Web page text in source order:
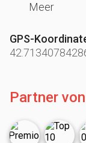
Meer
GPS-
Partner von